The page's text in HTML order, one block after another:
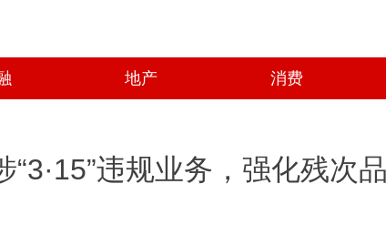
地产 消费
违规业务，强化残次